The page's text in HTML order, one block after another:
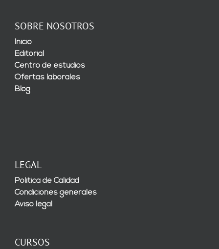
SOBRE NOSOTROS
Inicio
Editorial
Centro de estudios
Ofertas laborales
Blog
LEGAL
Política de Calidad
Condiciones generales
Aviso legal
CURSOS